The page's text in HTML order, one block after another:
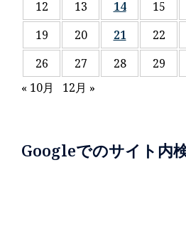
12
13 14 15
19
20 21 22
26
27 28 29
« 10月
12月 »
Googleでのサイト内